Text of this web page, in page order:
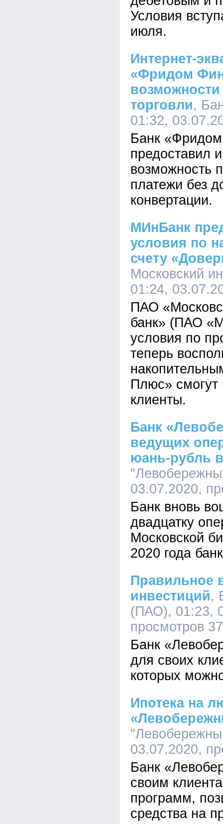
Условия
июля.
Интернет-
«Фридом
торговли,
01:32,
Банк
предоставил
возможность
платежи без
конвертации.
МИнБанк
условия по
счету
Московский
01:24,
ПАО
банк» (ПАО
условия по
теперь
Плюс» смогут
клиенты.
Банк
ведущих
юань-рубль
03.07.2020,
Банк вновь
двадцатку
Московской
2020 года
Правильное
инвестиций,
(ПАО), 01:23,
просмотров
Банк
для своих
которых
Ипотека на
03.07.2020,
Банк
своим
программ,
средства на